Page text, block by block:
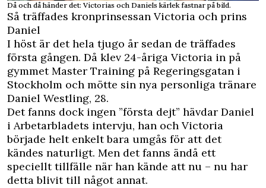
Då och då händer det: Victorias och Daniels kärlek fastnar på bild.
Så träffades kronprinsessan Victoria och prins
Daniel
I höst är det hela tjugo år sedan de träffades
första gången. Då klev 24-åriga Victoria in på
gymmet Master Training på Regeringsgatan i
Stockholm och mötte sin nya personliga tränare
Daniel Westling, 28.
Det fanns dock ingen ”första dejt” hävdar Daniel
i Arbetarbladets intervju, han och Victoria
började helt enkelt bara umgås för att det
kändes naturligt. Men det fanns ändå ett
speciellt tillfälle när han kände att nu – nu har
detta blivit till något annat.